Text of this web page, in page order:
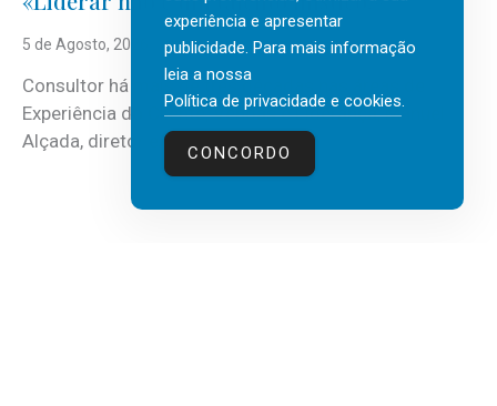
5 de Agosto, 2026
Consultor há mais de três décadas nas áreas de
Experiência do Cliente, Vendas e Liderança, Manuel
Alçada, diretor executivo da...
experiência e apresentar
publicidade. Para mais informação
leia a nossa
Política de privacidade e cookies.
CONCORDO